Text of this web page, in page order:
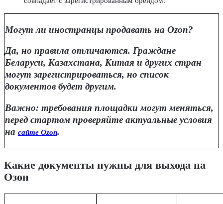
Могут ли иностранцы продавать на Ozon?
Да, но правила отличаются. Граждане
Беларуси, Казахстана, Китая и других стран
могут зарегистрироваться, но список
документов будет другим.
Важно: требования площадки могут меняться,
перед стартом проверяйте актуальные условия
на сайте Ozon.
Какие документы нужны для выхода на
Озон